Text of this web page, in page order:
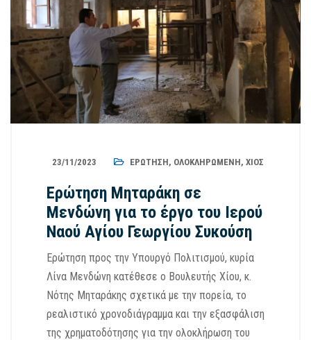
23/11/2023 ΕΡΏΤΗΣΗ, ΟΛΟΚΛΗΡΩΜΈΝΗ, ΧΊΟΣ
Ερώτηση Μηταράκη σε
Μενδώνη για το έργο του Ιερού
Ναού Αγίου Γεωργίου Συκούση
Ερώτηση προς την Υπουργό Πολιτισμού, κυρία
Λίνα Μενδώνη κατέθεσε ο Βουλευτής Χίου, κ.
Νότης Μηταράκης σχετικά με την πορεία, το
ρεαλιστικό χρονοδιάγραμμα και την εξασφάλιση
της χρηματοδότησης για την ολοκλήρωση του